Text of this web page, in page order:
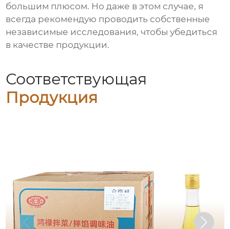
большим плюсом. Но даже в этом случае, я
всегда рекомендую проводить собственные
независимые исследования, чтобы убедиться
в качестве продукции.
Соответствующая
Продукция